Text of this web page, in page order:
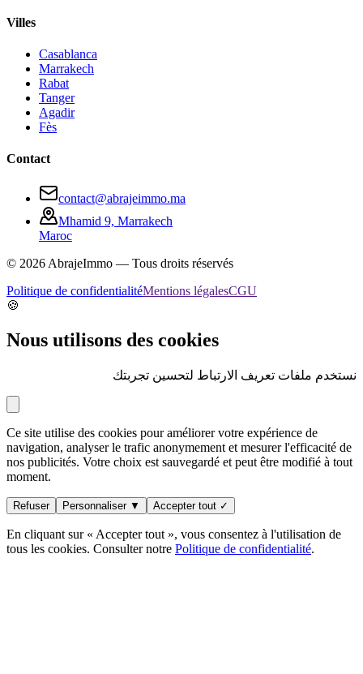
Villes
Casablanca
Marrakech
Rabat
Tanger
Agadir
Fès
Contact
contact@abrajeimmo.ma
Mhamid 9, Marrakech
Maroc
© 2026AbrajeImmo — Tous droits réservés
Politique de confidentialitéMentions légalesCGU
🍪
Nous utilisons des cookies
نستخدم ملفات تعريف الارتباط لتحسين تجربتك
Ce site utilise des cookies pour améliorer votre expérience de
navigation, analyser le trafic anonymement et mesurer l'efficacité de
nos publicités. Votre choix est sauvegardé et peut être modifié à tout
moment.
Refuser Personnaliser ▼ Accepter tout ✓
En cliquant sur « Accepter tout », vous consentez à l'utilisation de
tous les cookies. Consulter notre Politique de confidentialité.